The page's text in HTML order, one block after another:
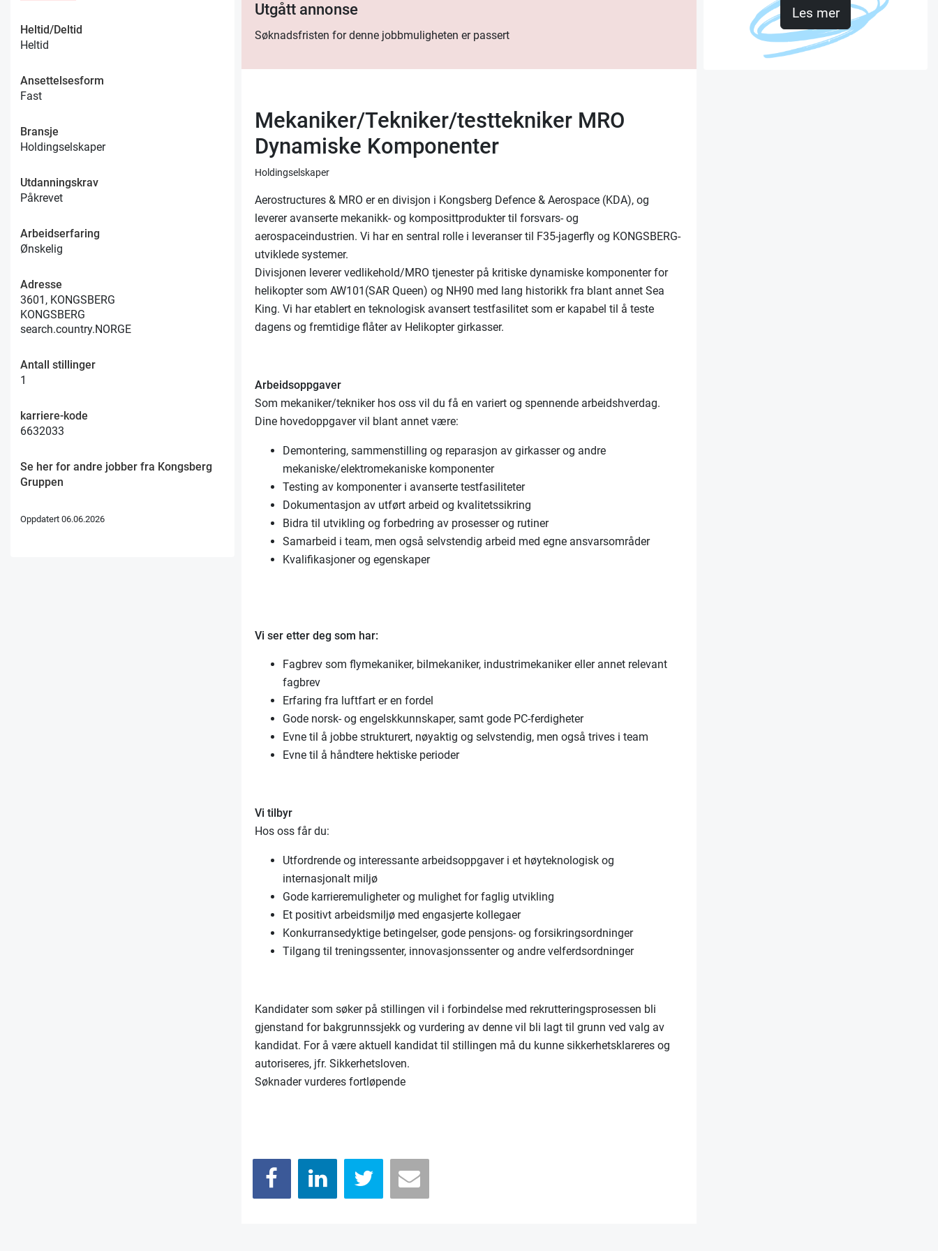
Heltid/Deltid
Heltid
Ansettelsesform
Fast
Bransje
Holdingselskaper
Utdanningskrav
Påkrevet
Arbeidserfaring
Ønskelig
Adresse
3601, KONGSBERG
KONGSBERG
search.country.NORGE
Antall stillinger
1
karriere-kode
6632033
Se her for andre jobber fra Kongsberg
Gruppen
Oppdatert 06.06.2026
Utgått annonse
Søknadsfristen for denne jobbmuligheten er passert
Mekaniker/Tekniker/testtekniker MRO
Dynamiske Komponenter
Holdingselskaper
Aerostructures & MRO er en divisjon i Kongsberg Defence & Aerospace (KDA), og
leverer avanserte mekanikk- og komposittprodukter til forsvars- og
aerospaceindustrien. Vi har en sentral rolle i leveranser til F35-jagerfly og KONGSBERG-
utviklede systemer.
Divisjonen leverer vedlikehold/MRO tjenester på kritiske dynamiske komponenter for
helikopter som AW101(SAR Queen) og NH90 med lang historikk fra blant annet Sea
King. Vi har etablert en teknologisk avansert testfasilitet som er kapabel til å teste
dagens og fremtidige flåter av Helikopter girkasser.
Arbeidsoppgaver
Som mekaniker/tekniker hos oss vil du få en variert og spennende arbeidshverdag.
Dine hovedoppgaver vil blant annet være:
Demontering, sammenstilling og reparasjon av girkasser og andre
mekaniske/elektromekaniske komponenter
Testing av komponenter i avanserte testfasiliteter
Dokumentasjon av utført arbeid og kvalitetssikring
Bidra til utvikling og forbedring av prosesser og rutiner
Samarbeid i team, men også selvstendig arbeid med egne ansvarsområder
Kvalifikasjoner og egenskaper
Vi ser etter deg som har:
Fagbrev som flymekaniker, bilmekaniker, industrimekaniker eller annet relevant
fagbrev
Erfaring fra luftfart er en fordel
Gode norsk- og engelskkunnskaper, samt gode PC-ferdigheter
Evne til å jobbe strukturert, nøyaktig og selvstendig, men også trives i team
Evne til å håndtere hektiske perioder
Vi tilbyr
Hos oss får du:
Utfordrende og interessante arbeidsoppgaver i et høyteknologisk og
internasjonalt miljø
Gode karrieremuligheter og mulighet for faglig utvikling
Et positivt arbeidsmiljø med engasjerte kollegaer
Konkurransedyktige betingelser, gode pensjons- og forsikringsordninger
Tilgang til treningssenter, innovasjonssenter og andre velferdsordninger
Kandidater som søker på stillingen vil i forbindelse med rekrutteringsprosessen bli
gjenstand for bakgrunnssjekk og vurdering av denne vil bli lagt til grunn ved valg av
kandidat. For å være aktuell kandidat til stillingen må du kunne sikkerhetsklareres og
autoriseres, jfr. Sikkerhetsloven.
Søknader vurderes fortløpende
Les mer